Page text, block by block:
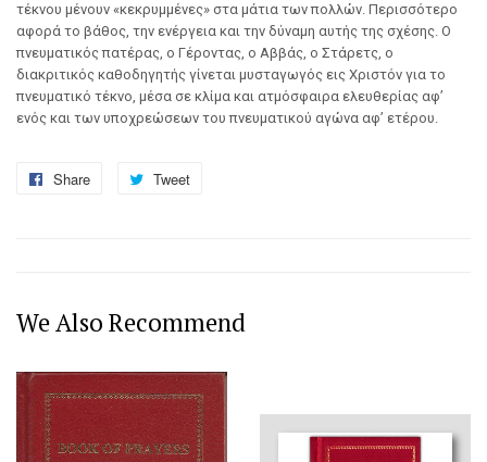
τέκνου μένουν «κεκρυμμένες» στα μάτια των πολλών. Περισσότερο
αφορά το βάθος, την ενέργεια και την δύναμη αυτής της σχέσης. Ο
πνευματικός πατέρας, ο Γέροντας, ο Αββάς, ο Στάρετς, ο
διακριτικός καθοδηγητής γίνεται μυσταγωγός εις Χριστόν για το
πνευματικό τέκνο, μέσα σε κλίμα και ατμόσφαιρα ελευθερίας αφ’
ενός και των υποχρεώσεων του πνευματικού αγώνα αφ’ ετέρου.
Share
Share
Tweet
We Also Recommend